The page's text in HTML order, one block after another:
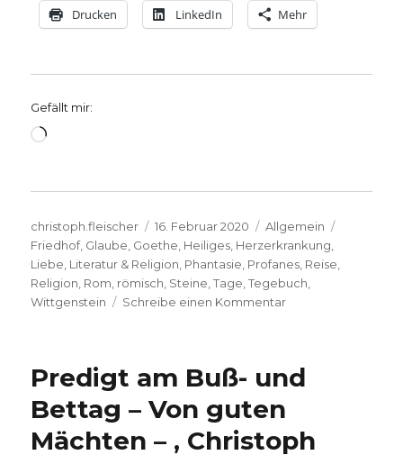
Drucken LinkedIn Mehr
Gefällt mir:
Wird
Autor
christoph.fleischer
Veröffentlicht
am
16. Februar 2020 Kategorien
Allgemein
Friedhof, Glaube, Goethe, Heiliges, Herzerkrankung,
Liebe, Literatur & Religion, Phantasie, Profanes, Reise,
Religion, Rom, römisch, Steine,Tage,Tegebuch,
Wittgenstein
Schreibe einen Kommentarzu
Rezension
Herzogenrath
Predigt am Buß- und
Bettag – Von guten
Mächten – , Christoph